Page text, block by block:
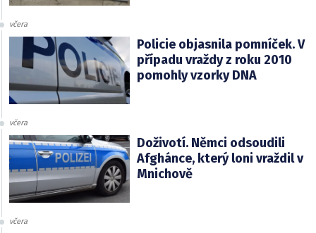
včera
Policie objasnila pomníček. V
případu vraždy z roku 2010
pomohly vzorky DNA
včera
Doživotí. Němci odsoudili
Afghánce, který loni vraždil v
Mnichově
včera